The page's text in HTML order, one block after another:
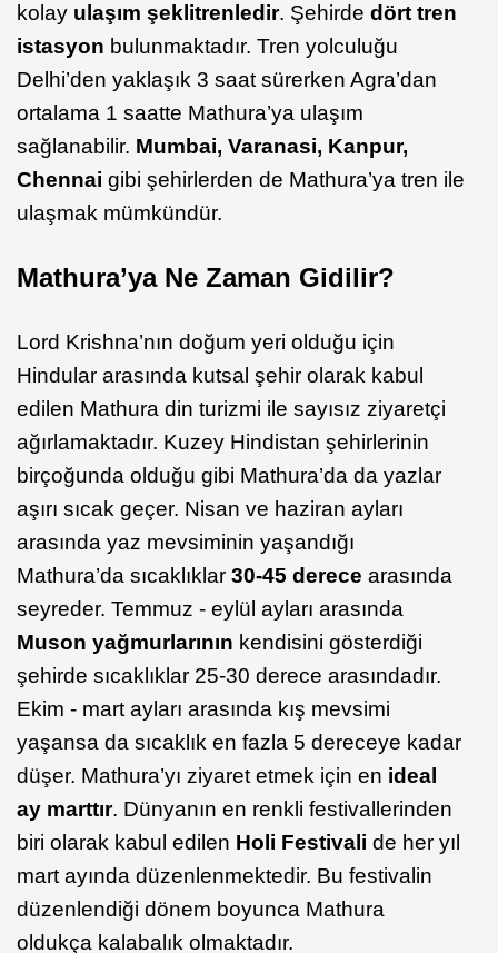
kolay ulaşım şeklitrenledir. Şehirde dört tren
istasyon bulunmaktadır. Tren yolculuğu
Delhi’den yaklaşık 3 saat sürerken Agra’dan
ortalama 1 saatte Mathura’ya ulaşım
sağlanabilir. Mumbai, Varanasi, Kanpur,
Chennai gibi şehirlerden de Mathura’ya tren ile
ulaşmak mümkündür.
Mathura’ya Ne Zaman Gidilir?
Lord Krishna’nın doğum yeri olduğu için
Hindular arasında kutsal şehir olarak kabul
edilen Mathura din turizmi ile sayısız ziyaretçi
ağırlamaktadır. Kuzey Hindistan şehirlerinin
birçoğunda olduğu gibi Mathura’da da yazlar
aşırı sıcak geçer. Nisan ve haziran ayları
arasında yaz mevsiminin yaşandığı
Mathura’da sıcaklıklar 30-45 derece arasında
seyreder. Temmuz - eylül ayları arasında
Muson yağmurlarının kendisini gösterdiği
şehirde sıcaklıklar 25-30 derece arasındadır.
Ekim - mart ayları arasında kış mevsimi
yaşansa da sıcaklık en fazla 5 dereceye kadar
düşer. Mathura’yı ziyaret etmek için en ideal
ay marttır. Dünyanın en renkli festivallerinden
biri olarak kabul edilen Holi Festivali de her yıl
mart ayında düzenlenmektedir. Bu festivalin
düzenlendiği dönem boyunca Mathura
oldukça kalabalık olmaktadır.